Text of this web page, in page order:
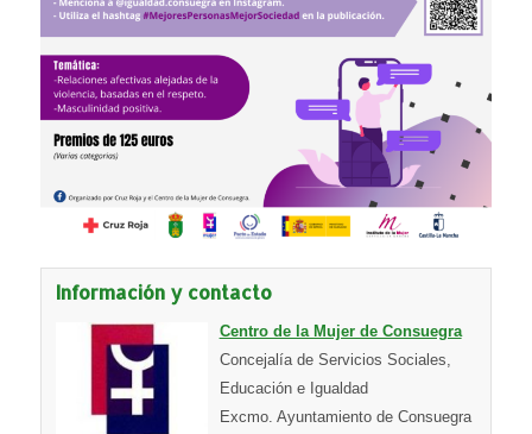
Información y contacto
Centro de la Mujer de Consuegra
Concejalía de Servicios Sociales,
Educación e Igualdad
Excmo. Ayuntamiento de Consuegra